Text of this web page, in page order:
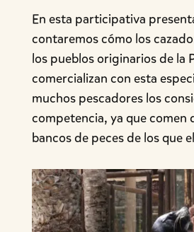
En esta participativa
contaremos cómo los
los pueblos originarios de la
comercializan con esta
muchos pescadores los
competencia, ya que comen
bancos de peces de los que